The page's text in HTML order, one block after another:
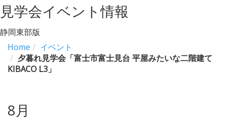
見学会イベント情報
静岡東部版
Home
イベント
夕暮れ見学会「富士市富士見台 平屋みたいな二階建て
KIBACO L3」
8月